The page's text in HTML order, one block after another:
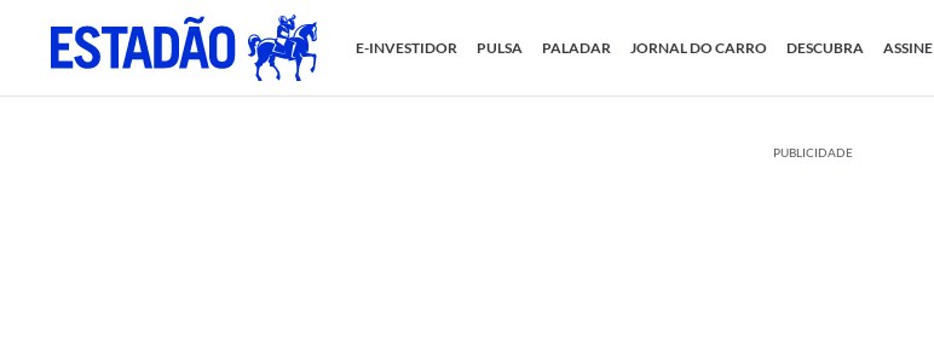
E-INVESTIDOR PULSA PALADAR JORNAL DO CARRO DESCUBRA ASSINE
PUBLICIDADE